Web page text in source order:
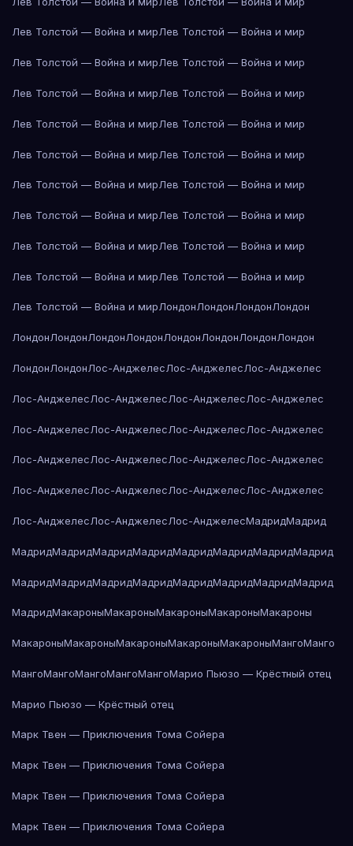
Лев Толстой — Война и мирЛев Толстой — Война и мир
Лев Толстой — Война и мирЛев Толстой — Война и мир
Лев Толстой — Война и мирЛев Толстой — Война и мир
Лев Толстой — Война и мирЛев Толстой — Война и мир
Лев Толстой — Война и мирЛев Толстой — Война и мир
Лев Толстой — Война и мирЛев Толстой — Война и мир
Лев Толстой — Война и мирЛев Толстой — Война и мир
Лев Толстой — Война и мирЛев Толстой — Война и мир
Лев Толстой — Война и мирЛев Толстой — Война и мир
Лев Толстой — Война и мирЛондонЛондонЛондонЛондон
ЛондонЛондонЛондонЛондонЛондонЛондонЛондонЛондон
ЛондонЛондонЛос-АнджелесЛос-АнджелесЛос-Анджелес
Лос-АнджелесЛос-АнджелесЛос-АнджелесЛос-Анджелес
Лос-АнджелесЛос-АнджелесЛос-АнджелесЛос-Анджелес
Лос-АнджелесЛос-АнджелесЛос-АнджелесЛос-Анджелес
Лос-АнджелесЛос-АнджелесЛос-АнджелесЛос-Анджелес
Лос-АнджелесЛос-АнджелесЛос-АнджелесМадридМадрид
МадридМадридМадридМадридМадридМадридМадридМадрид
МадридМадридМадридМадридМадридМадридМадридМадрид
МадридМакароныМакароныМакароныМакароныМакароны
МакароныМакароныМакароныМакароныМакароныМангоМанго
МангоМангоМангоМангоМангоМарио Пьюзо — Крёстный отец
Марио Пьюзо — Крёстный отец
Марк Твен — Приключения Тома Сойера
Марк Твен — Приключения Тома Сойера
Марк Твен — Приключения Тома Сойера
Марк Твен — Приключения Тома Сойера